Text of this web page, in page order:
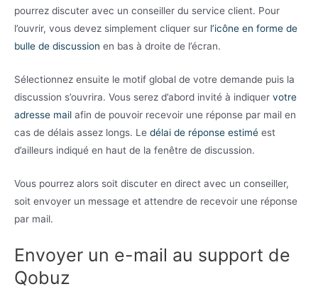
pourrez discuter avec un conseiller du service client. Pour
l’ouvrir, vous devez simplement cliquer sur l’icône en forme de
bulle de discussion en bas à droite de l’écran.
Sélectionnez ensuite le motif global de votre demande puis la
discussion s’ouvrira. Vous serez d’abord invité à indiquer votre
adresse mail afin de pouvoir recevoir une réponse par mail en
cas de délais assez longs. Le délai de réponse estimé est
d’ailleurs indiqué en haut de la fenêtre de discussion.
Vous pourrez alors soit discuter en direct avec un conseiller,
soit envoyer un message et attendre de recevoir une réponse
par mail.
Envoyer un e-mail au support de
Qobuz